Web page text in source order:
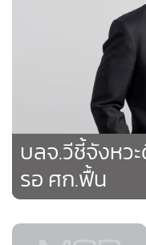
ขนาดกลางและขนาดย่อ
ภาวะตลาดหุ้นที่มีความ
COVID-19 โดยตลาดหุ้
ราคาที่น่าสนใจ โดยเฉพ
(Price to Book Value)
รอบ 5 ปี ปัจจุบันอยู่ที่ร
ว่าเมื่อ Price to Book
แนวโน้มที่จะปรับขึ้นจา
ช่วงระยะเวลา 1 ปีถัดไป
บลจ.วีชี้จังหว
รอ ศก.ฟื้น